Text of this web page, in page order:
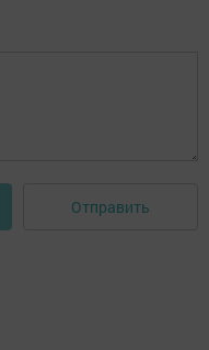
Отправить